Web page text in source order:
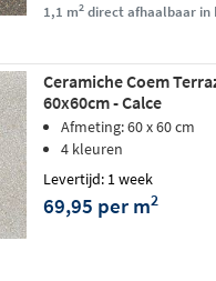
1,1 m2direct afhaalbaar in
Ceramiche Coem
60x60cm - Calce
Afmeting: 60 x 60 cm
4 kleuren
Levertijd: 1 week
69,95 per m2